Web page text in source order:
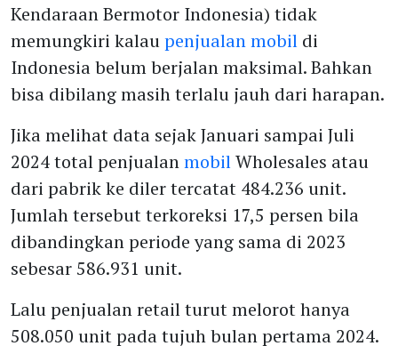
Kendaraan Bermotor Indonesia) tidak
memungkiri kalaupenjualan mobil di
Indonesia belum berjalan maksimal. Bahkan
bisa dibilang masih terlalu jauh dari harapan.
Jika melihat data sejak Januari sampai Juli
2024 total penjualanmobilWholesales atau
dari pabrik ke diler tercatat 484.236 unit.
Jumlah tersebut terkoreksi 17,5 persen bila
dibandingkan periode yang sama di 2023
sebesar 586.931 unit.
Lalu penjualan retail turut melorot hanya
508.050 unit pada tujuh bulan pertama 2024.